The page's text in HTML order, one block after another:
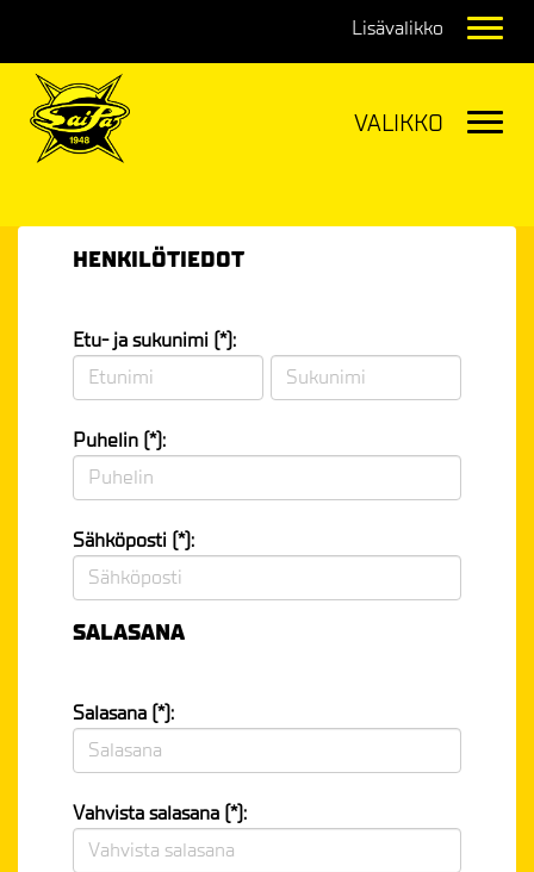
HENKILÖTIEDOT
Etu- ja sukunimi (*):
Puhelin (*):
Sähköposti (*):
SALASANA
Salasana (*):
Vahvista salasana (*):